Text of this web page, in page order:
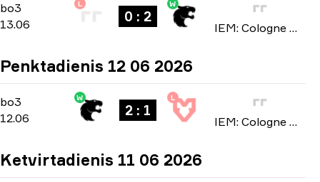
bo3
bo3
13.06
L
0 : 2
W
IEM: Cologne Major 2026
Penktadienis 12 06 2026
bo3
bo3
12.06
W
2 : 1
L
IEM: Cologne Major 2026
Ketvirtadienis 11 06 2026